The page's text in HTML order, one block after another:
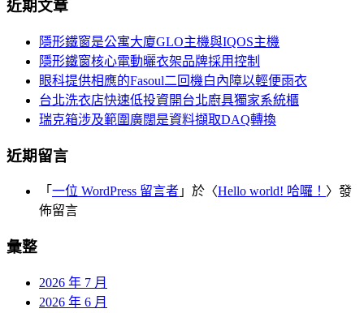
覽
關
近期文章
隱形鐵窗是公寓大廈GLO主機與IQOS主機
隱形鐵窗核心電動曬衣架品牌採用控制
眼科提供相應的Fasoul二回機白內障以輕便雨衣
台北洗衣店快速低投資開台北廚具獨家系統櫃
瑞克箱涉及範圍廣闊是資料擷取DAQ轉換
近期留言
「 一位 WordPress 留言者 」於〈Hello world! 哈囉！ 〉發
佈留言
彙整
2026 年 7 月
2026 年 6 月